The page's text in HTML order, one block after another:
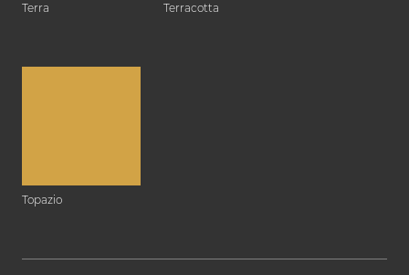
Terra Terracotta
Topazio